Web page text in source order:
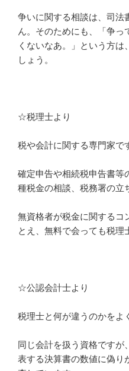
争いに関する相談は、司法
ん。そのためにも、「争っ
くないなあ。」という方は
しょう。
☆税理士より
税や会計に関する専門家で
確定申告や相続税申告書等
種税金の相談、税務署の立
無資格者が税金に関するコ
とえ、無料で会っても税理
☆公認会計士より
税理士と何が違うのかをよ
同じ会計を扱う資格ですが
表する決算書の数値に偽り